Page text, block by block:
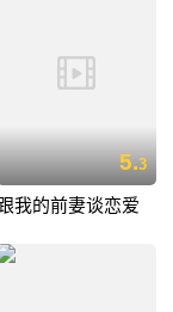
5.3
我的前妻谈恋爱